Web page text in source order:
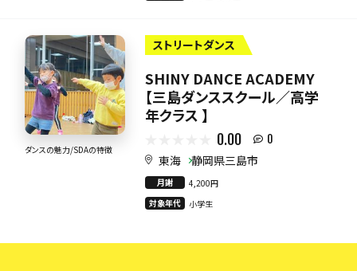
ダンスの魅力/SDAの特徴
ストリートダンス
SHINY DANCE ACADEMY
【三島ダンススクール／高学
年クラス 】
0.00 0
東海 静岡県三島市
月謝
4,200円
対象年代
小学生